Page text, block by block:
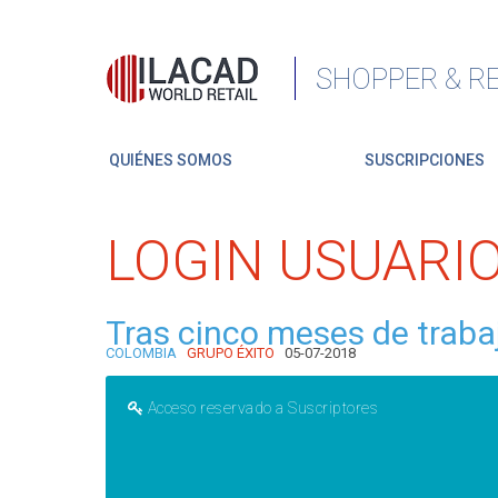
SHOPPER &
QUIÉNES SOMOS SUSCRIPCIONES
LOGIN
Tras cinco meses de
COLOMBIA GRUPO ÉXITO 05-07-2018
Acceso reservado a Suscriptores